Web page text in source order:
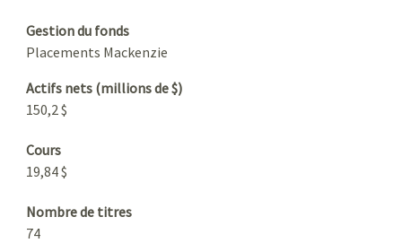
Gestion du fonds
Placements Mackenzie
Actifs nets (millions de $)
150,2 $
Cours
19,84 $
Nombre de titres
74